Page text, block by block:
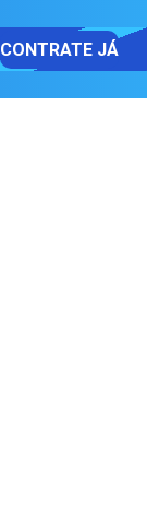
CONTRATE JÁ